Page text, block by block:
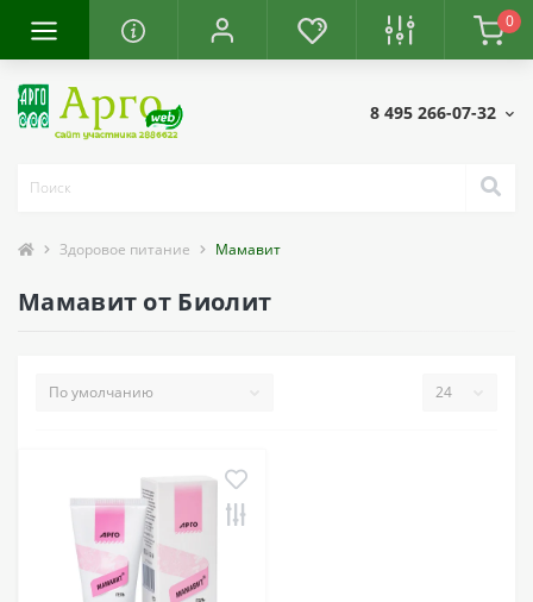
0
8 495 266-07-32
Здоровое питание Мамавит
Мамавит от Биолит